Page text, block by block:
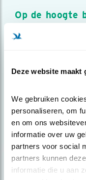
Deze website maakt
We gebruiken
personaliseren, om
en om ons
informatie over uw
partners voor social
partners kunnen
informatie die u aan
Op de hoogte
Meld je aan en
over vogels en